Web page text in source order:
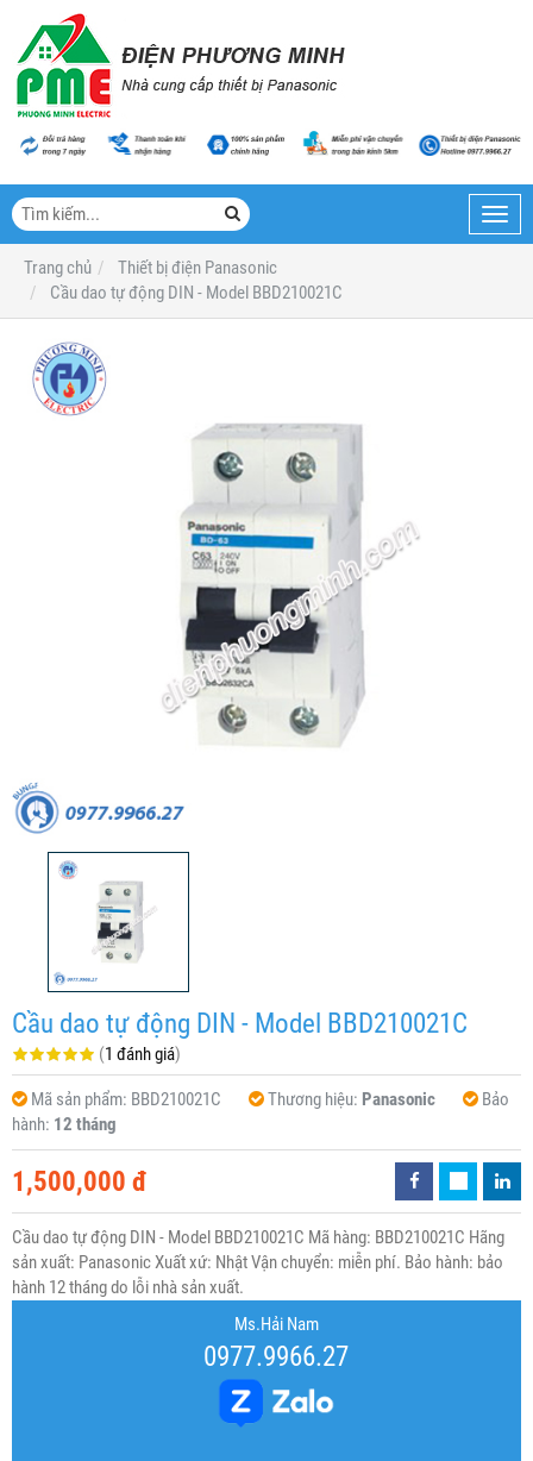
Trang chủ
Thiết bị điện Panasonic
Cầu dao tự động DIN - Model BBD210021C
Cầu dao tự động DIN - Model BBD210021C
(1 đánh giá)
Mã sản phẩm: BBD210021C Thương hiệu: Panasonic
Bảo
hành: 12 tháng
1,500,000 đ
Cầu dao tự động DIN - Model BBD210021C Mã hàng: BBD210021C Hãng
sản xuất: Panasonic Xuất xứ: Nhật Vận chuyển: miễn phí. Bảo hành: bảo
hành 12 tháng do lỗi nhà sản xuất.
Ms.Hải Nam
0977.9966.27